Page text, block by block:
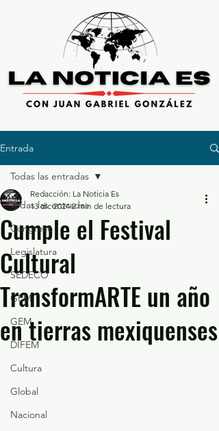
Entrada
Todas las entradas
Congreso
Legislatura
SEDECO
GEM
GEM
DIFEM
Cultura
Global
Nacional
Todas las entradas
Cumple el Festival
Cultural
TransformARTE un año
en tierras mexiquenses
Redacción: La Noticia Es
13 dic 2024 2 min de lectura